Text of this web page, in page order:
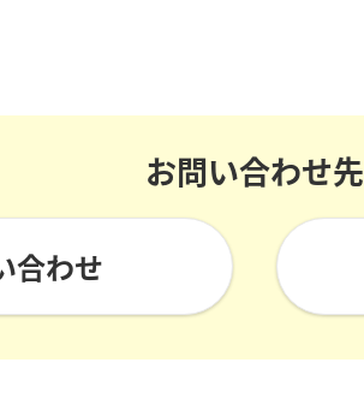
お問い合わせ先
合わせ